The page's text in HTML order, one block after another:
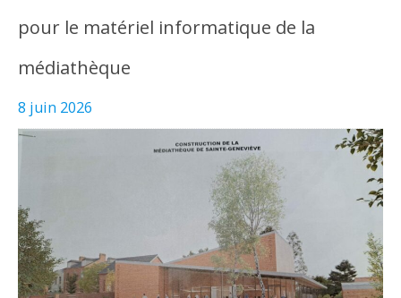
pour le matériel informatique de la
médiathèque
8 juin 2026